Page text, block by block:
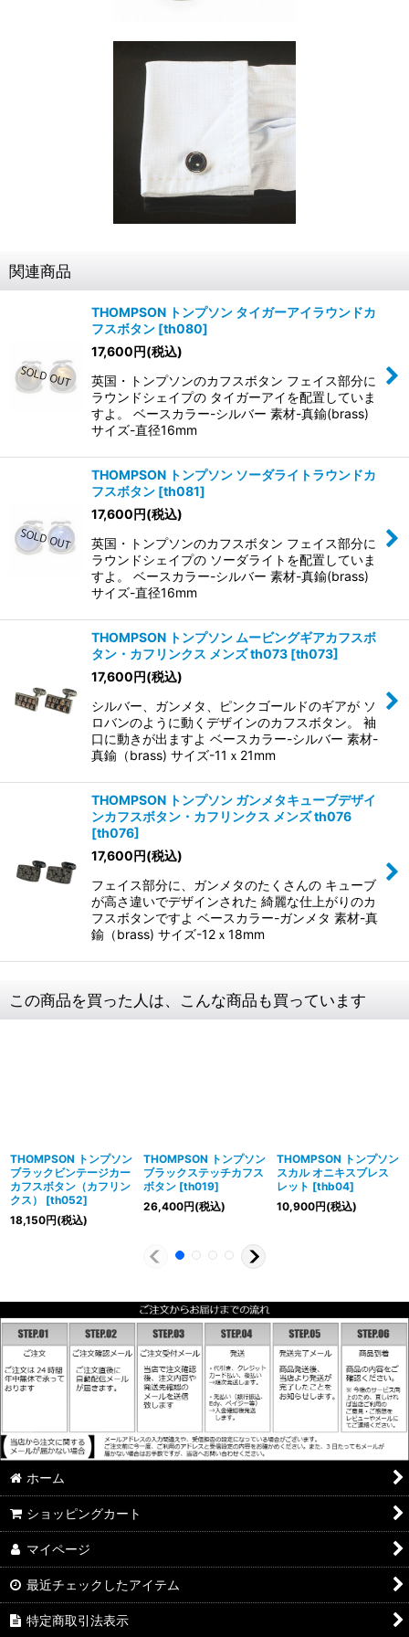
関連商品
THOMPSON トンプソン タイガーアイラウンドカ
フスボタン [th080]
17,600円(税込)
英国・トンプソンのカフスボタン フェイス部分に
ラウンドシェイプの タイガーアイを配置していま
すよ。 ベースカラー-シルバー 素材-真鍮(brass)
サイズ-直径16mm
THOMPSON トンプソン ソーダライトラウンドカ
フスボタン [th081]
17,600円(税込)
英国・トンプソンのカフスボタン フェイス部分に
ラウンドシェイプの ソーダライトを配置していま
すよ。 ベースカラー-シルバー 素材-真鍮(brass)
サイズ-直径16mm
THOMPSON トンプソン ムービングギアカフスボ
タン・カフリンクス メンズ th073 [th073]
17,600円(税込)
シルバー、ガンメタ、ピンクゴールドのギアが ソ
ロバンのように動くデザインのカフスボタン。 袖
口に動きが出ますよ ベースカラー-シルバー 素材-
真鍮（brass) サイズ-11ｘ21mm
THOMPSON トンプソン ガンメタキューブデザイ
ンカフスボタン・カフリンクス メンズ th076
[th076]
17,600円(税込)
フェイス部分に、ガンメタのたくさんの キューブ
が高さ違いでデザインされた 綺麗な仕上がりのカ
フスボタンですよ ベースカラー-ガンメタ 素材-真
鍮（brass) サイズ-12ｘ18mm
この商品を買った人は、こんな商品も買っています
THOMPSON トンプソン
ブラックビンテージカー
カフスボタン（カフリン
クス）
[th052]
18,150円(税込)
THOMPSON トンプソン
ブラックステッチカフス
ボタン [th019]
26,400円(税込)
THOMPSON トンプソン
スカル オニキスブレス
レット [thb04]
10,900円(税込)
ホーム
ショッピングカート
マイページ
最近チェックしたアイテム
特定商取引法表示